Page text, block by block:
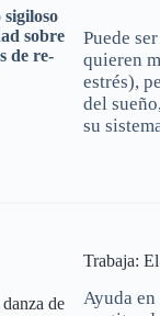
sigiloso
sobre
de re-
Puede
quieren
estrés),
del
su
de
Trabaja:
Ayuda